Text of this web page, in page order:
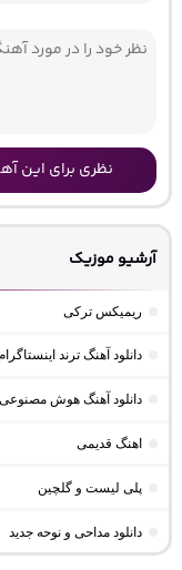
نظری برای این
آرشیو موزیک
ریمیکس ترکی
دانلود آهنگ ترند اینستاگرام
دانلود آهنگ هوش مصنوعی
اهنگ قدیمی
پلی لیست و گلچین
دانلود مداحی و نوحه جدید